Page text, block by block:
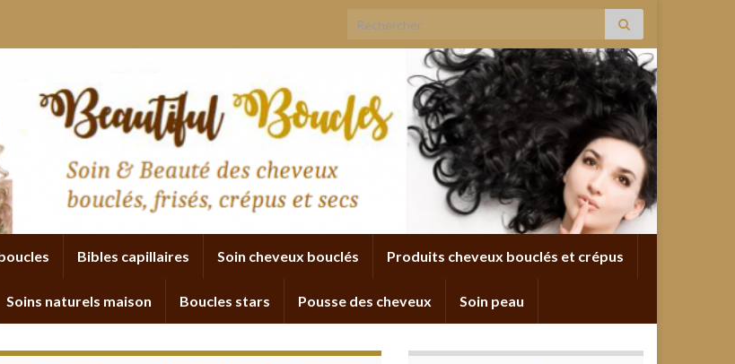
Search for:
Bibles capillaires Soin cheveux bouclés Produits cheveux bouclés et crépus
Soins naturels maison Boucles stars Pousse des cheveux Soin peau